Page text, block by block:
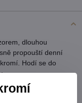
dlouhou
propouští denní
Hodí se do